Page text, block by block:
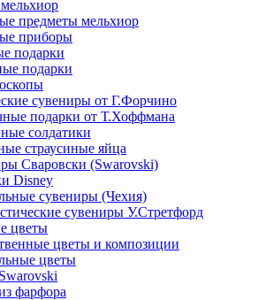
предметы мельхиор
приборы
подарки
подарки
сувениры от Г.Форчино
подарки от Т.Хоффмана
солдатики
страусиные яйца
Сваровски (Swarovski)
Disney
сувениры (Чехия)
сувениры У.Стретфорд
цветы
цветы и композиции
цветы
фарфора